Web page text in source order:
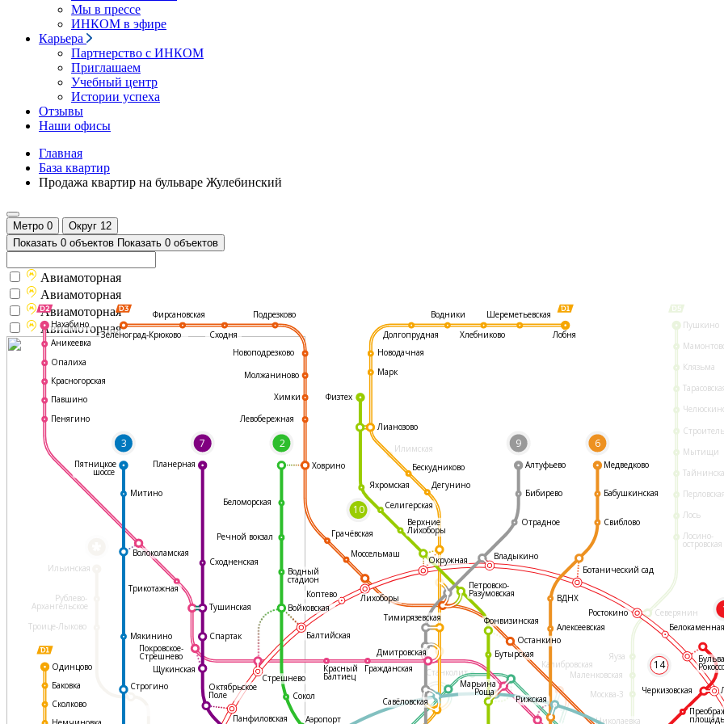
Мы в прессе
ИНКОМ в эфире
Карьера
Партнерство с ИНКОМ
Приглашаем
Учебный центр
Истории успеха
Отзывы
Наши офисы
Главная
База квартир
Продажа квартир на бульваре Жулебинский
Метро 0 Округ 12
Показать 0 объектов Показать 0 объектов
Илимская
Пушкино
Клязьма
Мытищи
Лось
Лосино-
островская
Северянин
Яуза
Маленковская
Москва-3
Николаевка
Ильинская
Рублево-
Архангельское
Троице-Лыково
Калибровская
Станколит
3 7
14
2 9 6
10
Фирсановская
Сходня
Подрезково
Новоподрезково
Молжаниново
Химки
Левобережная
Ховрино
Грачёвская
Моссельмаш
Останкино
Медведково
Бабушкинская
Свиблово
ВДНХ
Алексеевская
Рижская
Аэропорт
Сокол
Красный
Балтиец
Гражданская
Дмитровская
Коптево Лихоборы
Балтийская
Войковская
Водный
стадион
Сходненская
Трикотажная
Волоколамская
Тушинская
Мякинино
Строгино
Митино
Нахабино
Аникеевка
Опалиха
Красногорская
Павшино
Пенягино
Одинцово
Баковка
Сколково
Пятницкое
шоссе
Планерная
Спартак
Стрешнево
Щукинская
Октябрьское
Поле
Панфиловская
Окружная
Дегунино
Бескудниково
Верхние
Лихоборы
Селигерская
Физтех
Яхромская
Марк
Лианозово
Новодачная
Речной вокзал
Беломорская
Долгопрудная
Водники
Хлебниково
Шереметьевская
Лобня
Тимирязевская
Марьина
Роща
Савёловская
Фонвизинская
Бутырская
Петровско-
Разумовская
Покровское-
Стрешнево
Бибирево
Отрадное
Владыкино
Ботанический сад
Алтуфьево
Ростокино
Черкизовская
площадь
Зеленоград-Крюково
Авиамоторная
Авиамоторная
Авиамоторная
Авиамоторная